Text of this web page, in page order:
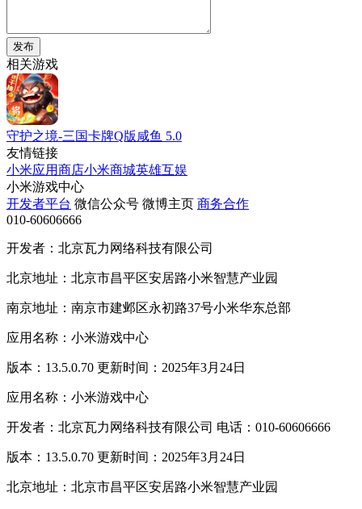
发布
相关游戏
守护之境-三国卡牌Q版咸鱼 5.0
友情链接
小米应用商店小米商城英雄互娱
小米游戏中心
开发者平台 微信公众号 微博主页 商务合作
010-60606666
开发者：北京瓦力网络科技有限公司
北京地址：北京市昌平区安居路小米智慧产业园
南京地址：南京市建邺区永初路37号小米华东总部
应用名称：小米游戏中心
版本：13.5.0.70 更新时间：2025年3月24日
应用名称：小米游戏中心
开发者：北京瓦力网络科技有限公司 电话：010-60606666
版本：13.5.0.70 更新时间：2025年3月24日
北京地址：北京市昌平区安居路小米智慧产业园